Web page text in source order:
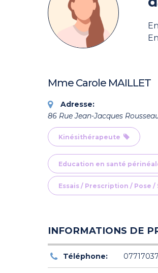
Mme Carole MAILLET
Adresse:
86 Rue Jean-Jacques
Kinésithérapeute
Education en santé
Essais / Prescription / Pose /
INFORMATIONS DE
Téléphone: